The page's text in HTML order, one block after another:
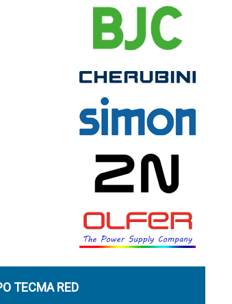
TECMA RED